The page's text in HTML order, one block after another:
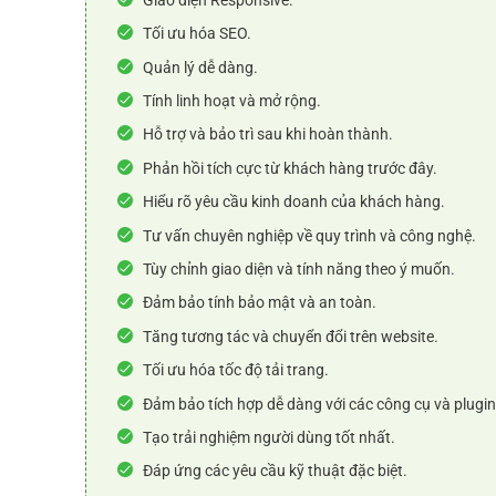
Tối ưu hóa SEO.
Quản lý dễ dàng.
Tính linh hoạt và mở rộng.
Hỗ trợ và bảo trì sau khi hoàn thành.
Phản hồi tích cực từ khách hàng trước đây.
Hiểu rõ yêu cầu kinh doanh của khách hàng.
Tư vấn chuyên nghiệp về quy trình và công nghệ.
Tùy chỉnh giao diện và tính năng theo ý muốn.
Đảm bảo tính bảo mật và an toàn.
Tăng tương tác và chuyển đổi trên website.
Tối ưu hóa tốc độ tải trang.
Đảm bảo tích hợp dễ dàng với các công cụ và
Tạo trải nghiệm người dùng tốt nhất.
Đáp ứng các yêu cầu kỹ thuật đặc biệt.